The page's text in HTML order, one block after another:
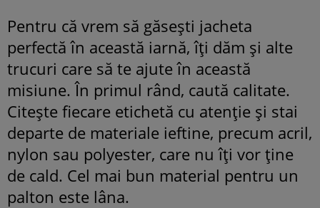
Pentru că vrem să găsești jacheta
perfectă în această iarnă, îți dăm și alte
trucuri care să te ajute în această
misiune. În primul rând, caută calitate.
Citește fiecare etichetă cu atenție și stai
departe de materiale ieftine, precum acril,
nylon sau polyester, care nu îți vor ține
de cald. Cel mai bun material pentru un
palton este lâna.